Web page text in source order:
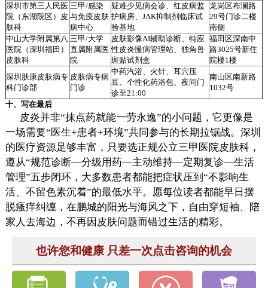
深圳市第三人民医
院（东湖院区）皮
肤科
三甲/感染
与免疫皮肤
病中心
疑难少见病会诊、红皮病监
护病房、JAK抑制剂临床试
验基地
龙岗区布澜路
29号门诊二楼
南侧
中山大学附属第八
医院（深圳福田）
皮肤科
三甲/大学
直属附属医
院
皮肤影像AI辅助诊断、特应
性皮炎慢病管理站、独角兽
斑贴试剂盒
福田区深南中
路3025号新住
院楼1楼
深圳肤康皮肤病专
科门诊部
皮肤病专病
门诊
中药汽浴、火针、耳穴压
豆、个性化药浴包、夜间门
诊至21:00
南山区南新路
1032号
十、写在最后
皮炎并非“抹点药就能一劳永逸”的小问题，它更像是
一场需要“医生+患者+环境”共同参与的长期拉锯战。深圳
的医疗资源足够丰富，只要选正规公立三甲医院皮肤科，
遵从“规范诊断—分级用药—主动维持—定期复诊—生活
管理”五步闭环，大多数患者都能把症状压到“不影响生
活、不留色素沉着”的最低水平。愿每位读者都能早日摆
脱瘙痒纠缠，在鹏城的阳光与海风之下，自由穿短袖、陪
家人去海边，不再因皮肤问题而错过生活的精彩。
也许您和健康 只差一次点击咨询的机会